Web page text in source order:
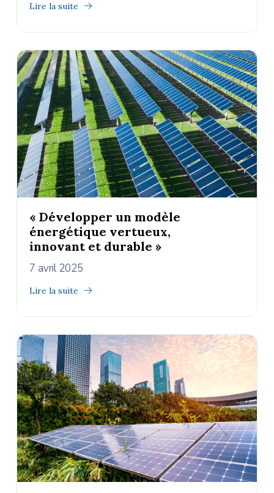
Lire la suite
« Développer un modèle
énergétique vertueux,
innovant et durable »
7 avril 2025
Lire la suite